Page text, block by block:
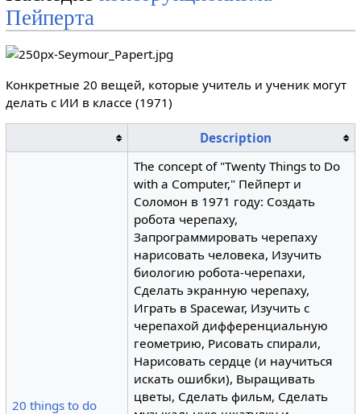
Пейперта
Конкретные 20 вещей, которые учитель и ученик могут
делать с ИИ в классе (1971)
Description
20 things to do
The concept of "Twenty Things to Do
with a Computer," Пейперт и
Соломон в 1971 году: Создать
робота черепаху,
Запрограммировать черепаху
нарисовать человека, Изучить
биологию робота-черепахи,
Сделать экранную черепаху,
Играть в Spacewar, Изучить с
черепахой дифференциальную
геометрию, Рисовать спирали,
Нарисовать сердце (и научиться
искать ошибки), Выращивать
цветы, Сделать фильм, Сделать